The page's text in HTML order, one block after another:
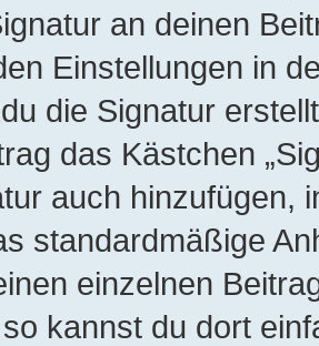
an deinen
Einstellungen in
die Signatur
das Kästchen
auch hinzufügen,
standardmäßige
einzelnen
kannst du dort